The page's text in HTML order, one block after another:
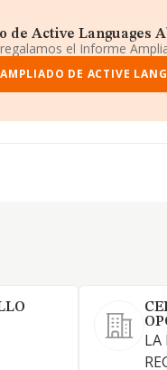
Active Languages
el Informe
DE ACTIVE
LA